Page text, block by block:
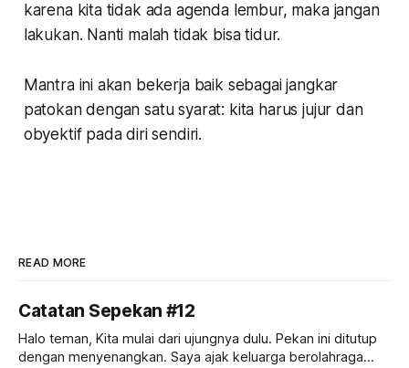
karena kita tidak ada agenda lembur, maka jangan
lakukan. Nanti malah tidak bisa tidur.
Mantra ini akan bekerja baik sebagai jangkar
patokan dengan satu syarat: kita harus jujur dan
obyektif pada diri sendiri.
READ MORE
Catatan Sepekan #12
Halo teman, Kita mulai dari ujungnya dulu. Pekan ini ditutup
dengan menyenangkan. Saya ajak keluarga berolahraga